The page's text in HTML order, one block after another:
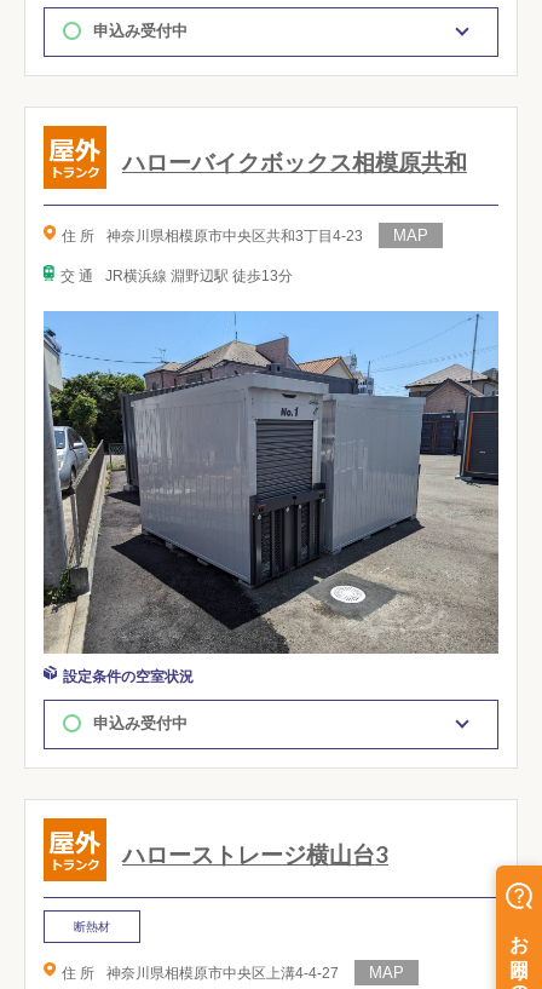
申込み受付中
ハローバイクボックス相模原共和
住 所 神奈川県相模原市中央区共和3丁目4-23
交 通 JR横浜線 淵野辺駅 徒歩13分
設定条件の空室状況
申込み受付中
ハローストレージ横山台3
断熱材
住 所 神奈川県相模原市中央区上溝4-4-27